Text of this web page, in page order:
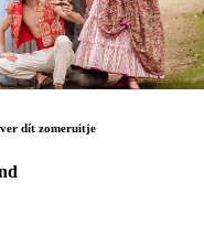
dít zomeruitje